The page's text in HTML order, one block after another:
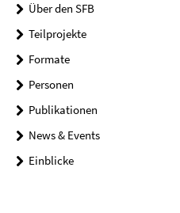
Über den SFB
Teilprojekte
Formate
Personen
Publikationen
News & Events
Einblicke